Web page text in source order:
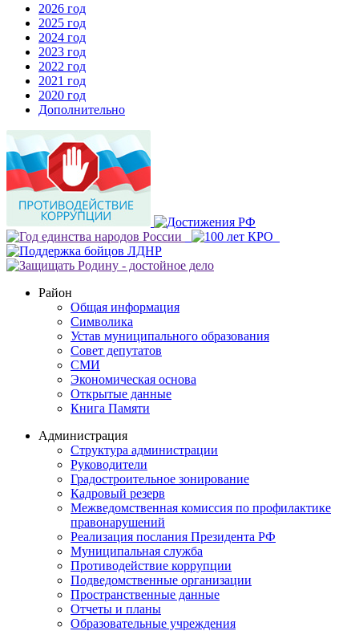
2026 год
2025 год
2024 год
2023 год
2022 год
2021 год
2020 год
Дополнительно
Район
Общая информация
Символика
Устав муниципального образования
Совет депутатов
СМИ
Экономическая основа
Открытые данные
Книга Памяти
Администрация
Структура администрации
Руководители
Градостроительное зонирование
Кадровый резерв
Межведомственная комиссия по профилактике
правонарушений
Реализация послания Президента РФ
Муниципальная служба
Противодействие коррупции
Подведомственные организации
Пространственные данные
Отчеты и планы
Образовательные учреждения